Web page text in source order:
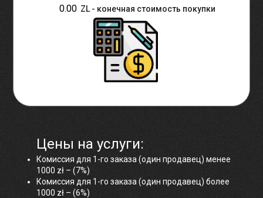
ZL - конечная стоимость покупки
Цены на услуги:
Комиссия для 1-го заказа (один продавец) менее
1000 zł – (7%)
Комиссия для 1-го заказа (один продавец) более
1000 zł – (6%)